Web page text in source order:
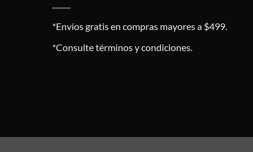
*Envíos gratis en compras mayores a $499.
*Consulte términos y condiciones.